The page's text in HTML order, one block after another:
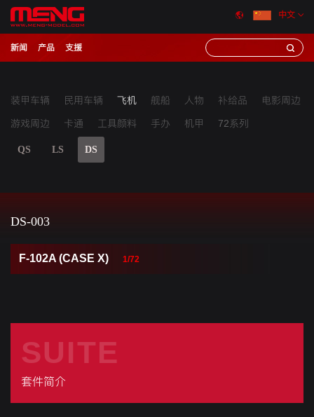
中文
新闻 产品 支援
装甲车辆 民用车辆 飞机
QS LS DS
舰船 人物 补给品 电影周边
游戏周边 卡通 工具颜料 手办 机甲 72系列
DS-003
F-102A (CASE X) 1/72
SUITE
套件简介